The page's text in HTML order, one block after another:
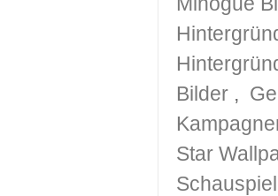
Bilder ,
Star